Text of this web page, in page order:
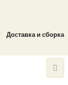
Доставка и сборка